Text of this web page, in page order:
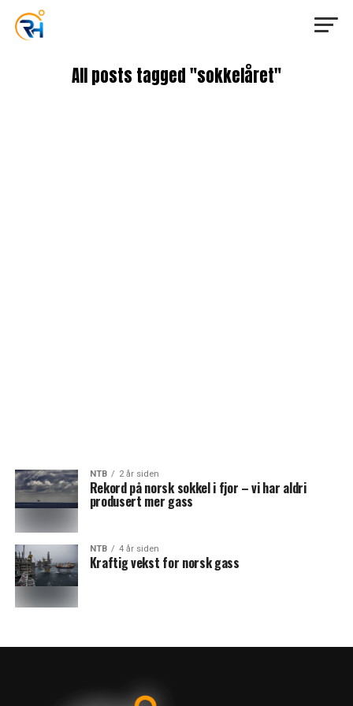
All posts tagged "sokkelåret"
NTB 2 år siden
Rekord på norsk sokkel i fjor – vi har aldri
produsert mer gass
NTB 4 år siden
Kraftig vekst for norsk gass